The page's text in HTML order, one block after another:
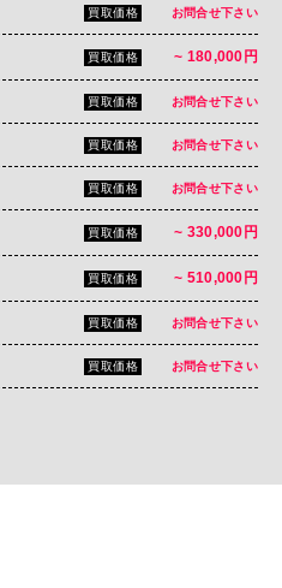
買取価格 お問合せ下さい
買取価格 ~ 180,000円
買取価格 お問合せ下さい
買取価格 お問合せ下さい
買取価格 お問合せ下さい
買取価格 ~ 330,000円
買取価格 ~ 510,000円
買取価格 お問合せ下さい
買取価格 お問合せ下さい